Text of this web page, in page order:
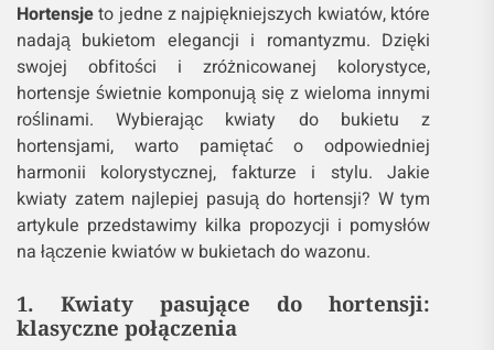
Hortensjeto jedne z najpiękniejszych kwiatów, które
nadają bukietom elegancji i romantyzmu. Dzięki
swojej obfitości i zróżnicowanej kolorystyce,
hortensje świetnie komponują się z wieloma innymi
roślinami. Wybierając kwiaty do bukietu z
hortensjami, warto pamiętać o odpowiedniej
harmonii kolorystycznej, fakturze i stylu. Jakie
kwiaty zatem najlepiej pasują do hortensji? W tym
artykule przedstawimy kilka propozycji i pomysłów
na łączenie kwiatów w bukietach do wazonu.
1. Kwiaty pasujące do hortensji:
klasyczne połączenia